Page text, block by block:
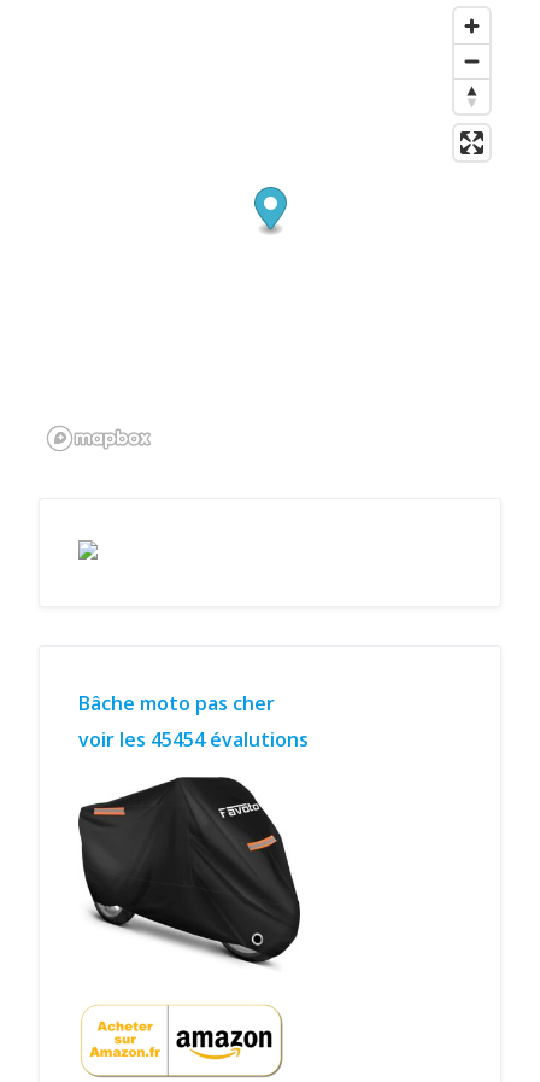
Bâche moto pas cher
voir les 45454 évalutions